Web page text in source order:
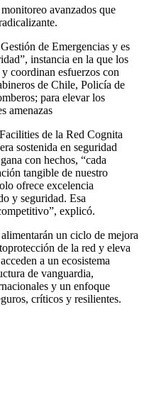
avanzados que
de Emergencias y es
instancia en la que los
coordinan esfuerzos con
de Chile, Policía de
para elevar los
amenazas
de la Red Cognita
sostenida en seguridad
con hechos, “cada
tangible de nuestro
ofrece excelencia
y seguridad. Esa
explicó.
un ciclo de mejora
de la red y eleva
a un ecosistema
de vanguardia,
y un enfoque
críticos y resilientes.